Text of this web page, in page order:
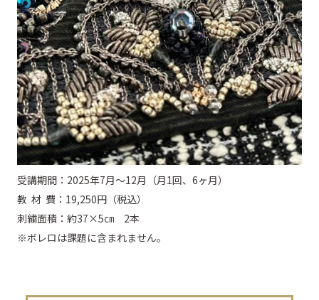
受講期間：2025年7月～12月（月1回、6ヶ月）
教 材 費：19,250円（税込）
刺繍面積：約37×5㎝ 2本
※ボレロは課題に含まれません。